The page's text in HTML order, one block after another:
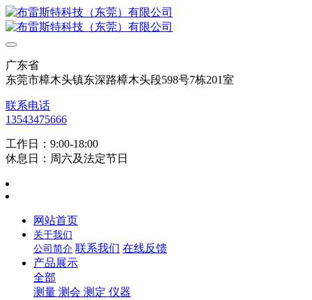
广东省
东莞市樟木头镇东深路樟木头段598号7栋201室
联系电话
13543475666
工作日：9:00-18:00
休息日：周六及法定节日
网站首页
关于我们
公司简介 联系我们 在线反馈
产品展示
全部
测量 测会 测定 仪器